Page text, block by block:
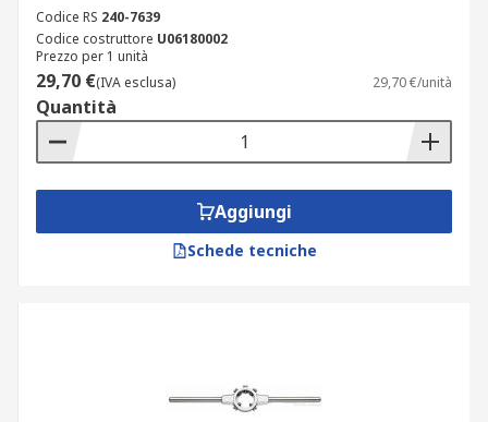
Codice RS 240-7639
Codice costruttore U06180002
Prezzo per 1 unità
29,70 €(IVA esclusa) 29,70 €/unità
Quantità
Aggiungi
Schede tecniche